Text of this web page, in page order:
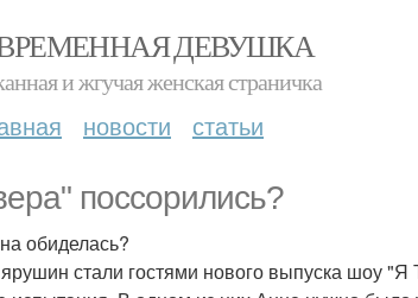
ДЕВУШКА
и жгучая женская страничка
новости статьи
поссорились?
обиделась?
стали гостями нового выпуска шоу